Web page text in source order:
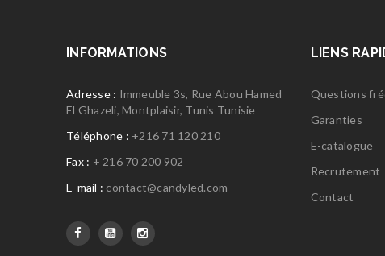
INFORMATIONS
Adresse : Immeuble 3s, Rue Abou Hamed
El Ghazeli, Montplaisir, Tunis Tunisie
Téléphone : +216 71 120 210
Fax : + 216 70 200 902
E-mail : contact@candyled.com
LIENS
Questions
Garanties
E-catalogue
Recrutement
Contact